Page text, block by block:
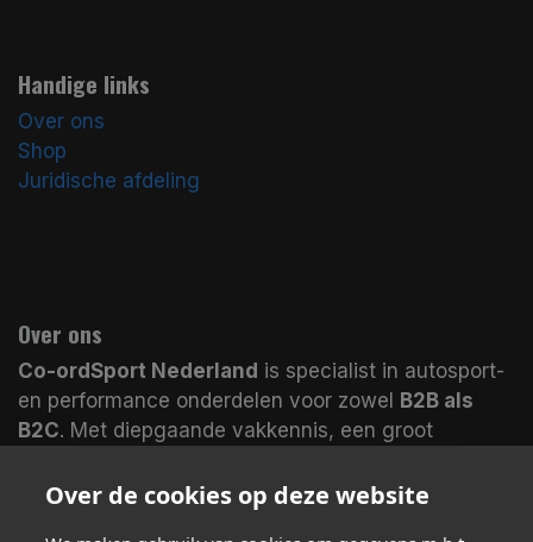
Over de cookies op deze website
Handige links
Over ons
Shop
Juridische afdeling
Over ons
Co-ordSport Nederland is specialist in autosport-
en performance onderdelen voor zowel
B2B als
B2C. Met diepgaande vakkennis, een groot
VKleveren wij veel productendirect uit voorraad